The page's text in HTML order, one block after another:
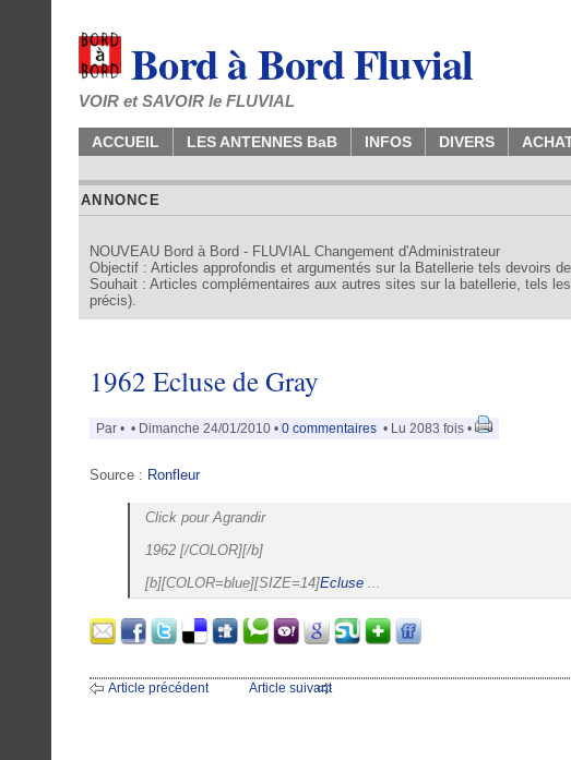
Bord à Bord Fluvial
VOIR et SAVOIR le FLUVIAL
ACCUEIL LES ANTENNES BaB INFOS DIVERS
ANNONCE
NOUVEAU Bord à Bord - FLUVIAL Changement d'Administrateur
Objectif : Articles approfondis et argumentés sur la Batellerie tels devoirs
Souhait : Articles complémentaires aux autres sites sur la batellerie, tels
précis).
1962 Ecluse de Gray
Par • • Dimanche 24/01/2010 • 0 commentaires • Lu 2083 fois •
Source : Ronfleur
Click pour Agrandir
1962 [/COLOR][/b]
[b][COLOR=blue][SIZE=14]Ecluse
Article précédent Article suivant